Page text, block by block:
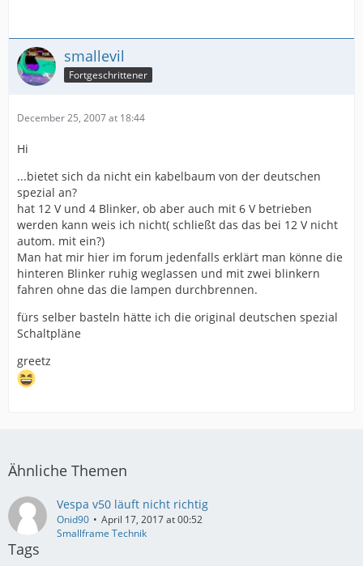
smallevil
Fortgeschrittener
December 25, 2007 at 18:44
Hi
...bietet sich da nicht ein kabelbaum von der deutschen
spezial an?
hat 12 V und 4 Blinker, ob aber auch mit 6 V betrieben
werden kann weis ich nicht( schließt das das bei 12 V nicht
autom. mit ein?)
Man hat mir hier im forum jedenfalls erklärt man könne die
hinteren Blinker ruhig weglassen und mit zwei blinkern
fahren ohne das die lampen durchbrennen.
fürs selber basteln hätte ich die original deutschen spezial
Schaltpläne
greetz
Ähnliche Themen
Vespa v50 läuft nicht richtig
Onid90
April 17, 2017 at 00:52
Smallframe Technik
Tags